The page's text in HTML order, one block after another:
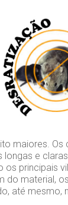
maiores. Os
e
os principais
do material,
até mesmo,